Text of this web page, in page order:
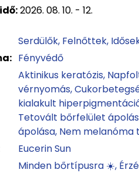
2026. 08. 10. - 12.
Serdülők Felnőttek
Fényvédő
Aktinikus keratózis
vérnyomás
kialakult
Tetovált bőrfelület
ápolása Nem melanóma
Eucerin Sun
Minden bőrtípusra ☀️